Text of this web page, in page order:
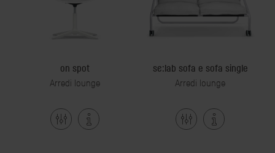
on spot
Arredi lounge
se:lab sofa e sofa single
Arredi lounge